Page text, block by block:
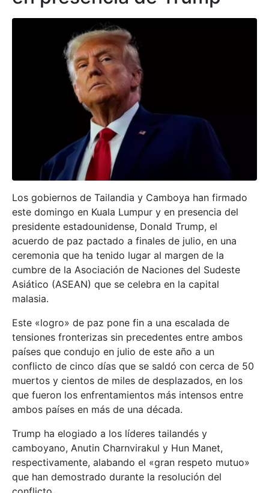
Los gobiernos de Tailandia y Camboya han firmado
este domingo en Kuala Lumpur y en presencia del
presidente estadounidense, Donald Trump, el
acuerdo de paz pactado a finales de julio, en una
ceremonia que ha tenido lugar al margen de la
cumbre de la Asociación de Naciones del Sudeste
Asiático (ASEAN) que se celebra en la capital
malasia.
Este «logro» de paz pone fin a una escalada de
tensiones fronterizas sin precedentes entre ambos
países que condujo en julio de este año a un
conflicto de cinco días que se saldó con cerca de 50
muertos y cientos de miles de desplazados, en los
que fueron los enfrentamientos más intensos entre
ambos países en más de una década.
Trump ha elogiado a los líderes tailandés y
camboyano, Anutin Charnvirakul y Hun Manet,
respectivamente, alabando el «gran respeto mutuo»
que han demostrado durante la resolución del